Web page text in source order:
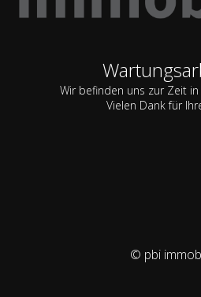
Wir befinden uns zur Zeit in
Vielen Dank für
© pbi